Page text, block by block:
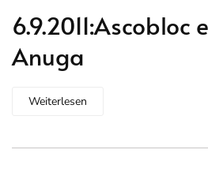
Anuga
Weiterlesen